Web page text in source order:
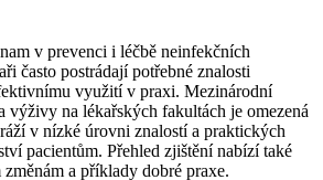
v prevenci i léčbě neinfekčních
často postrádají potřebné znalosti
využití v praxi. Mezinárodní
výživy na lékařských fakultách je omezená
v nízké úrovni znalostí a praktických
pacientům. Přehled zjištění nabízí také
a příklady dobré praxe.